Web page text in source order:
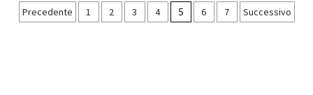
Paginazione
Precedente 1 2 3 4 5 6 7 Successivo